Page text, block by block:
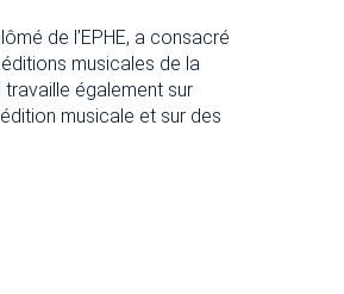
de l’EPHE, a consacré
musicales de la
également sur
musicale et sur des